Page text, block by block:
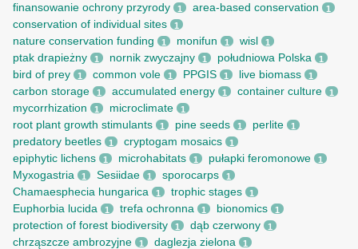
finansowanie ochrony przyrody 1 area-based conservation 1
conservation of individual sites 1
nature conservation funding 1 monifun 1 wisl 1
ptak drapieżny 1 nornik zwyczajny 1 południowa Polska 1
bird of prey 1 common vole 1 PPGIS 1 live biomass 1
carbon storage 1 accumulated energy 1 container culture 1
mycorrhization 1 microclimate 1
root рlant growth stimulants 1 pine seeds 1 perlite 1
predatory beetles 1 cryptogam mosaics 1
epiphytic lichens 1 microhabitats 1 pułapki feromonowe 1
Myxogastria 1 Sesiidae 1 sporocarps 1
Chamaesphecia hungarica 1 trophic stages 1
Euphorbia lucida 1 trefa ochronna 1 bionomics 1
protection of forest biodiversity 1 dąb czerwony 1
chrząszcze ambrozyjne 1 daglezja zielona 1